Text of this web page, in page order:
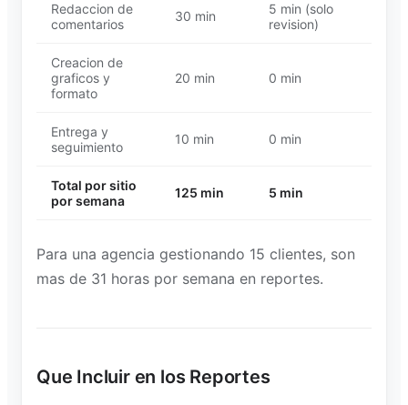
Redaccion de
comentarios
30 min
5 min (solo
revision)
Creacion de
graficos y
formato
20 min 0 min
Entrega y
seguimiento
10 min 0 min
Total por sitio
por semana
125 min 5 min
Para una agencia gestionando 15 clientes, son
mas de 31 horas por semana en reportes.
Que Incluir en los Reportes